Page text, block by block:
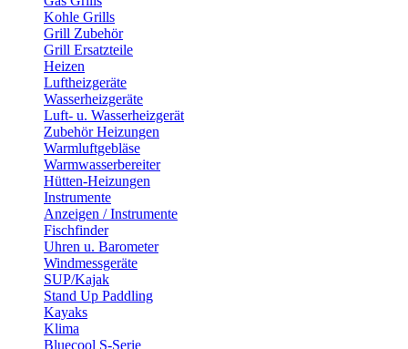
Kohle Grills
Grill Zubehör
Grill Ersatzteile
Heizen
Luftheizgeräte
Wasserheizgeräte
Luft- u. Wasserheizgerät
Zubehör Heizungen
Warmluftgebläse
Warmwasserbereiter
Hütten-Heizungen
Instrumente
Anzeigen / Instrumente
Fischfinder
Uhren u. Barometer
Windmessgeräte
SUP/Kajak
Stand Up Paddling
Kayaks
Klima
Bluecool S-Serie